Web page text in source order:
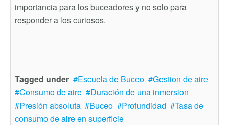
importancia para los buceadores y no solo para
responder a los curiosos.
Tagged under Escuela de Buceo
Gestion de aire
Consumo de aire
Duración de una inmersion
Presión absoluta
Buceo Profundidad
Tasa de
consumo de aire en superficie